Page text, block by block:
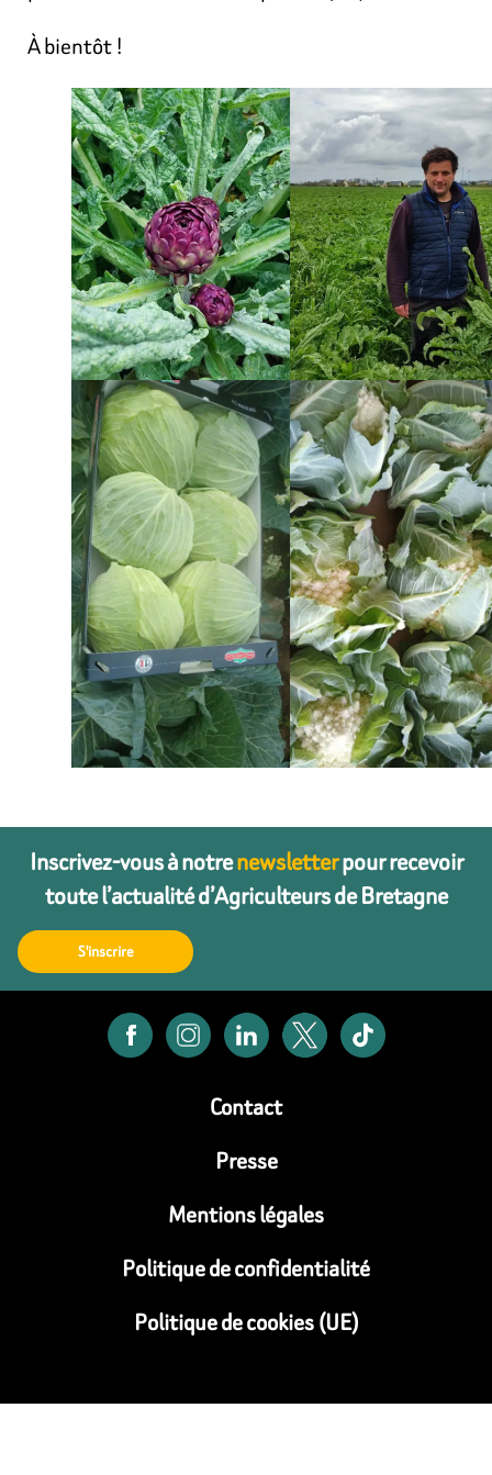
À bientôt !
Inscrivez-vous à notrenewsletterpour recevoir
toute l’actualité d’Agriculteurs de Bretagne
S'inscrire
Contact
Presse
Mentions légales
Politique de confidentialité
Politique de cookies (UE)